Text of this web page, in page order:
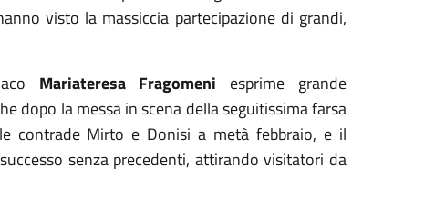
visto la massiccia partecipazione di grandi,
Mariateresa Fragomeni esprime grande
dopo la messa in scena della seguitissima farsa
contrade Mirto e Donisi a metà febbraio, e il
senza precedenti, attirando visitatori da